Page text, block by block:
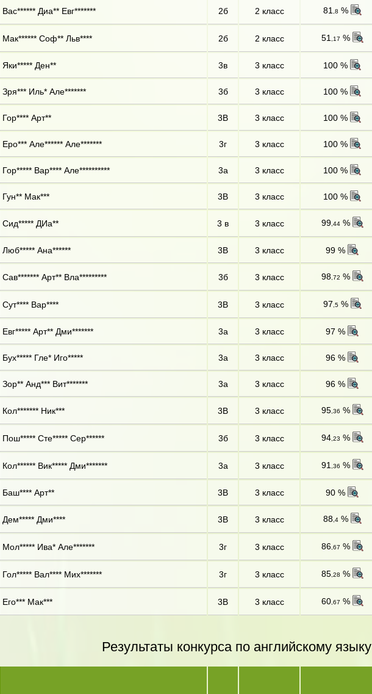
Вас****** Диа** Евг******* 2б 2 класс 81 ,8 %
Мак****** Соф** Льв**** 2б 2 класс 51 ,17 %
Яки***** Ден** 3в 3 класс 100 %
Зря*** Иль* Але******* 3б 3 класс 100 %
Гор**** Арт** 3В 3 класс 100 %
Еро*** Але****** Але******* 3г 3 класс 100 %
Гор***** Вар**** Але********** 3а 3 класс 100 %
Гун** Мак*** 3В 3 класс 100 %
Сид***** ДИа** 3 в 3 класс 99,44%
Люб***** Ана****** 3В 3 класс 99 %
Сав******* Арт** Вла********* 3б 3 класс 98,72 %
Сут**** Вар**** 3В 3 класс 97 ,5%
Евг***** Арт** Дми******* 3а 3 класс 97 %
Бух***** Гле* Иго***** 3а 3 класс 96 %
Зор** Анд*** Вит******* 3а 3 класс 96 %
Кол******* Ник*** 3В 3 класс 95,36 %
Пош***** Сте***** Сер****** 3б 3 класс 94,23 %
Кол****** Вик***** Дми******* 3а 3 класс 91 ,36 %
Баш**** Арт** 3В 3 класс 90 %
Дем***** Дми**** 3В 3 класс 88,4%
Мол***** Ива* Але******* 3г 3 класс 86,67 %
Гол***** Вал**** Мих******* 3г 3 класс 85,28 %
Его*** Мак*** 3В 3 класс 60,67 %
Результаты конкурса по английскому языку